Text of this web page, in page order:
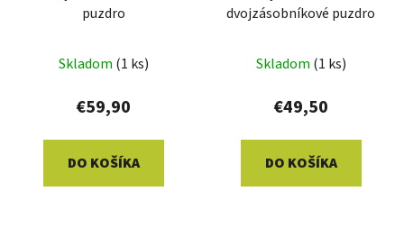
puzdro
Skladom (1 ks)
€59,90
DO KOŠÍKA
dvojzásobníkové puzdro
Skladom (1 ks)
€49,50
DO KOŠÍKA